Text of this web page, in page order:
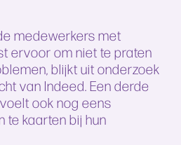
medewerkers met
ervoor om niet te praten
blijkt uit onderzoek
van Indeed. Een derde
ook nog eens
te kaarten bij hun